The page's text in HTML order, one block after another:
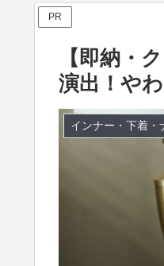
PR
【即納・
演出！や
インナー・下着・